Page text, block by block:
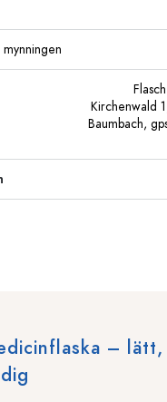
Kirchenwald
Baumbach,
–